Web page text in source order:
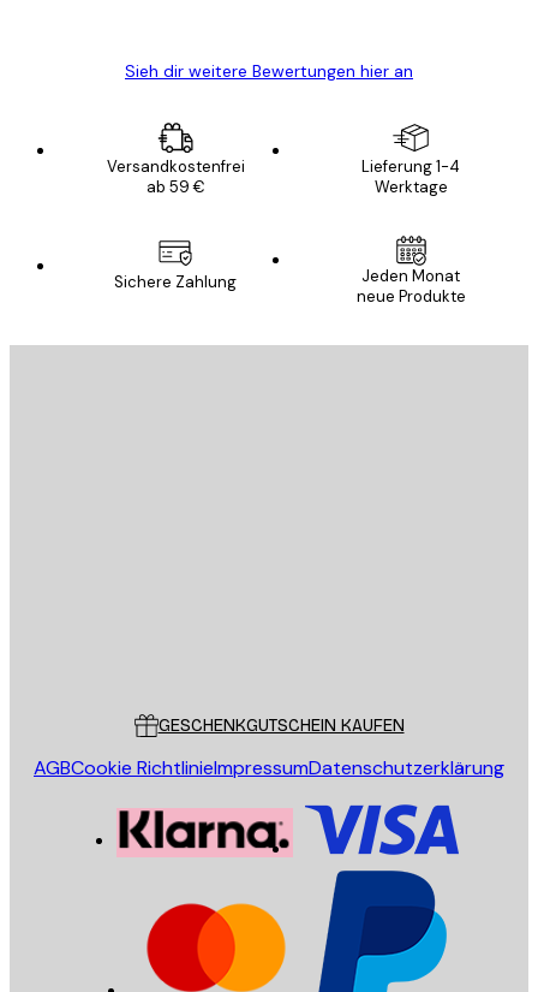
Sieh dir weitere Bewertungen hier an
Versandkostenfrei
ab 59 €
Lieferung 1-4
Werktage
Sichere Zahlung
Jeden Monat
neue Produkte
GESCHENKGUTSCHEIN KAUFEN
AGBCookie RichtlinieImpressumDatenschutzerklärung